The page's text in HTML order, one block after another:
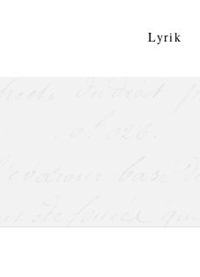
Lyrik